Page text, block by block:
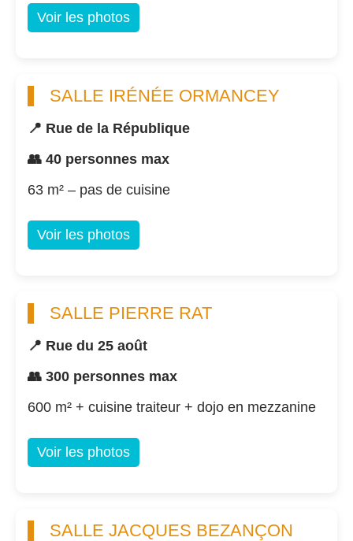
Voir les photos
SALLE IRÉNÉE ORMANCEY
📍 Rue de la République
👥 40 personnes max
63 m² – pas de cuisine
Voir les photos
SALLE PIERRE RAT
📍 Rue du 25 août
👥 300 personnes max
600 m² + cuisine traiteur + dojo en mezzanine
Voir les photos
SALLE JACQUES BEZANÇON